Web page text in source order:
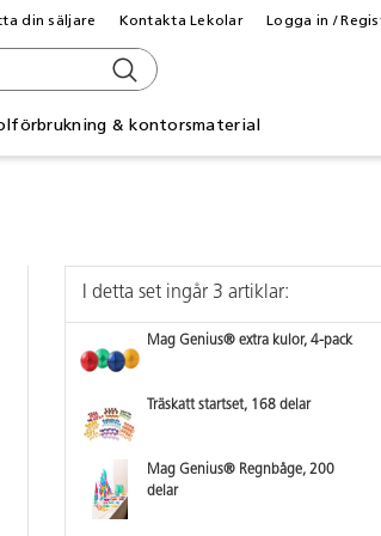
& kontorsmaterial
din säljare Kontakta Lekolar Logga in /
I detta set ingår 3 artiklar:
Mag Genius® extra kulor, 4-pack
Träskatt startset, 168 delar
Mag Genius® Regnbåge, 200
delar